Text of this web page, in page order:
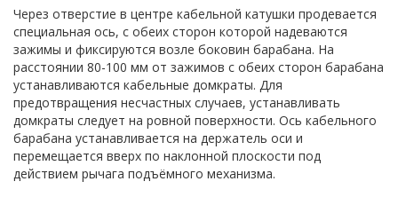
Через отверстие в центре кабельной катушки продевается
специальная ось, с обеих сторон которой надеваются
зажимы и фиксируются возле боковин барабана. На
расстоянии 80-100 мм от зажимов с обеих сторон барабана
устанавливаются кабельные домкраты. Для
предотвращения несчастных случаев, устанавливать
домкраты следует на ровной поверхности. Ось кабельного
барабана устанавливается на держатель оси и
перемещается вверх по наклонной плоскости под
действием рычага подъёмного механизма.